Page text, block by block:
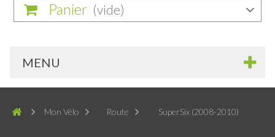
Panier (vide)
MENU
Mon Vélo Route SuperSix (2008-2010)